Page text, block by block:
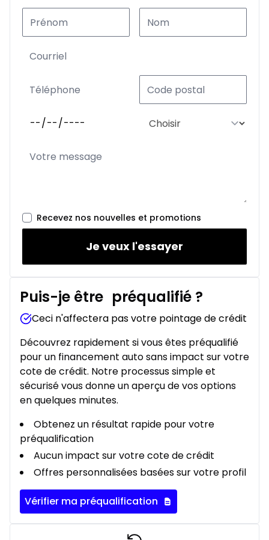
Recevez nos nouvelles et promotions
Je veux l'essayer
Puis-je être préqualifié ?
Ceci n'affectera pas votre pointage de crédit
Découvrez rapidement si vous êtes préqualifié
pour un financement auto sans impact sur votre
cote de crédit. Notre processus simple et
sécurisé vous donne un aperçu de vos options
en quelques minutes.
Obtenez un résultat rapide pour votre
préqualification
Aucun impact sur votre cote de crédit
Offres personnalisées basées sur votre profil
Vérifier ma préqualification